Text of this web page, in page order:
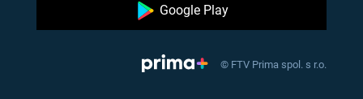
Google Play
© FTV Prima spol. s r.o.